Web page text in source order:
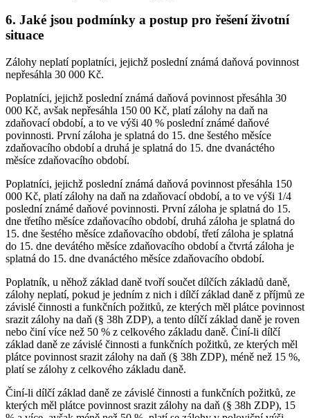
6. Jaké jsou podmínky a postup pro řešení životní
situace
Zálohy neplatí poplatníci, jejichž poslední známá daňová povinnost
nepřesáhla 30 000 Kč.
Poplatníci, jejichž poslední známá daňová povinnost přesáhla 30
000 Kč, avšak nepřesáhla 150 00 Kč, platí zálohy na daň na
zdaňovací období, a to ve výši 40 % poslední známé daňové
povinnosti. První záloha je splatná do 15. dne šestého měsíce
zdaňovacího období a druhá je splatná do 15. dne dvanáctého
měsíce zdaňovacího období.
Poplatníci, jejichž poslední známá daňová povinnost přesáhla 150
000 Kč, platí zálohy na daň na zdaňovací období, a to ve výši 1/4
poslední známé daňové povinnosti. První záloha je splatná do 15.
dne třetího měsíce zdaňovacího období, druhá záloha je splatná do
15. dne šestého měsíce zdaňovacího období, třetí záloha je splatná
do 15. dne devátého měsíce zdaňovacího období a čtvrtá záloha je
splatná do 15. dne dvanáctého měsíce zdaňovacího období.
Poplatník, u něhož základ daně tvoří součet dílčích základů daně,
zálohy neplatí, pokud je jedním z nich i dílčí základ daně z příjmů ze
závislé činnosti a funkčních požitků, ze kterých měl plátce povinnost
srazit zálohy na daň (§ 38h ZDP), a tento dílčí základ daně je roven
nebo činí více než 50 % z celkového základu daně. Činí-li dílčí
základ daně ze závislé činnosti a funkčních požitků, ze kterých měl
plátce povinnost srazit zálohy na daň (§ 38h ZDP), méně než 15 %,
platí se zálohy z celkového základu daně.
Činí-li dílčí základ daně ze závislé činnosti a funkčních požitků, ze
kterých měl plátce povinnost srazit zálohy na daň (§ 38h ZDP), 15